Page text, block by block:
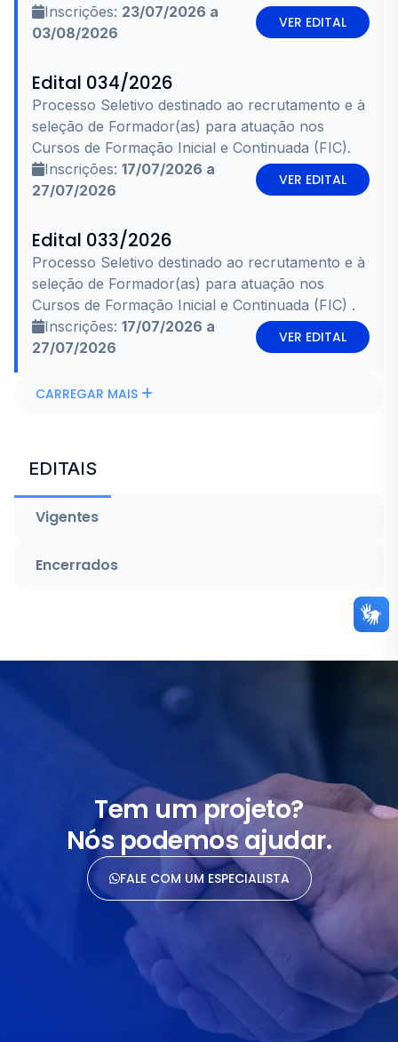
EDITAIS
Vigentes
Encerrados
Inscrições: 23/07/2026 a
03/08/2026
VER EDITAL
Edital 034/2026
Processo Seletivo destinado ao recrutamento e à
seleção de Formador(as) para atuação nos
Cursos de Formação Inicial e Continuada (FIC).
Inscrições: 17/07/2026 a
27/07/2026
VER EDITAL
Edital 033/2026
Processo Seletivo destinado ao recrutamento e à
seleção de Formador(as) para atuação nos
Cursos de Formação Inicial e Continuada (FIC) .
Inscrições: 17/07/2026 a
27/07/2026
VER EDITAL
CARREGAR MAIS
Tem um projeto?
Nós podemos ajudar.
FALE COM UM ESPECIALISTA